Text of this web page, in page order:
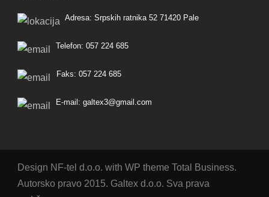
Adresa: Srpskih ratnika 52 71420 Pale
Telefon: 057 224 685
Faks: 057 224 685
E-mail: galtex3@gmail.com
Design NF-tel d.o.o. with WP theme Total Business.
Autorsko pravo 2015. Galtex d.o.o. Sva prava